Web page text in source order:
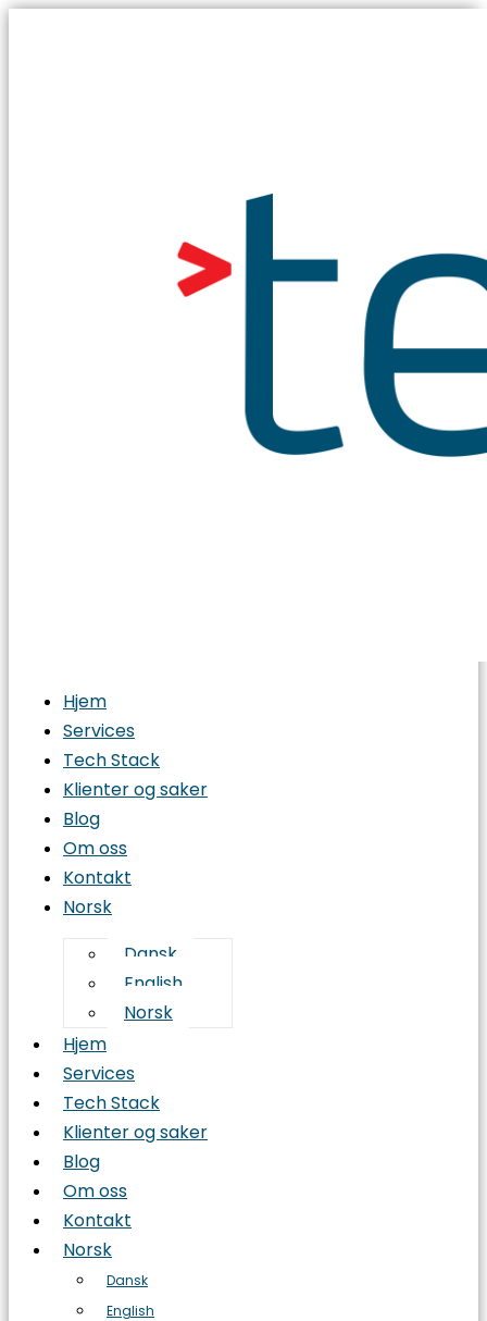
Hjem
Services
Tech Stack
Klienter og saker
Blog
Om oss
Kontakt
Norsk
Dansk
English
Norsk
Hjem
Services
Tech Stack
Klienter og saker
Blog
Om oss
Kontakt
Norsk
Dansk
English